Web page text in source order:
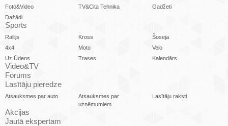
Foto&Video
TV&Cita Tehnika
Gadžeti
Dažādi
Sports
Rallijs Kross
Šoseja
4x4
Moto
Velo
Uz Ūdens
Trases Kalendārs
Video&TV
Forums
Lasītāju pieredze
Atsauksmes par auto
Atsauksmes par
uzņēmumiem
Lasītāju raksti
Akcijas
Jautā ekspertam